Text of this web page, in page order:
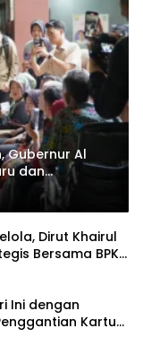
Gubernur Al
dan
untuk RSUD
Dirut Khairul
Bersama BPKP
Ini dengan
Kartu